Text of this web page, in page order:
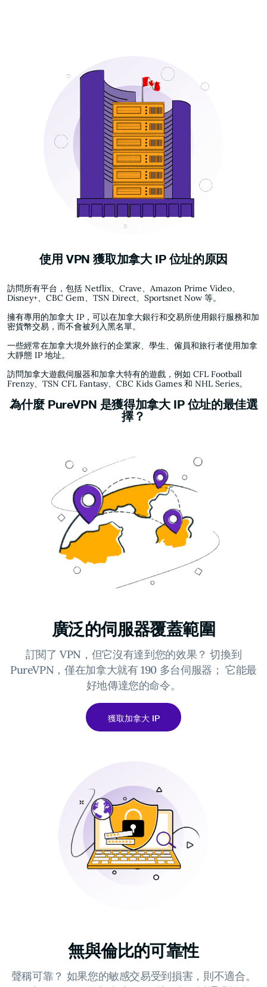
使用 VPN 獲取加拿大 IP 位址的原因
訪問所有平台，包括 Netflix、Crave、Amazon Prime Video、
Disney+、CBC Gem、TSN Direct、Sportsnet Now 等。
擁有專用的加拿大 IP，可以在加拿大銀行和交易所使用銀行服務和加
密貨幣交易，而不會被列入黑名單。
一些經常在加拿大境外旅行的企業家、學生、僱員和旅行者使用加拿
大靜態 IP 地址。
訪問加拿大遊戲伺服器和加拿大特有的遊戲，例如 CFL Football
Frenzy、TSN CFL Fantasy、CBC Kids Games 和 NHL Series。
為什麼 PureVPN 是獲得加拿大 IP 位址的最佳選
擇？
廣泛的伺服器覆蓋範圍
訂閱了 VPN，但它沒有達到您的效果？ 切換到
PureVPN，僅在加拿大就有 190 多台伺服器； 它能最
好地傳達您的命令。
獲取加拿大 IP
無與倫比的可靠性
聲稱可靠？ 如果您的敏感交易受到損害，則不適合。